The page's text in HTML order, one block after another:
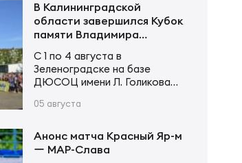
не оставил сопернику
шансов. Счёт открыл Андрей
Поселягин, после чего
Григорий Каргинов трижды
поразил зачётное поле
соперника, оформив хет-трик.
Ещё одну попытку в первой
Толкалов, а Иван Чупров был
В Калининградской
области завершился Кубок
памяти Владимира
С 1 по 4 августа в
Зеленоградске на базе
ДЮСОЦ имени Л. Голикова
Владимира Сергеевича
приняли участие более 20
команд в трех возрастных
05 августа
Анонс матча Красный Яр-м
ー МАР-Слава